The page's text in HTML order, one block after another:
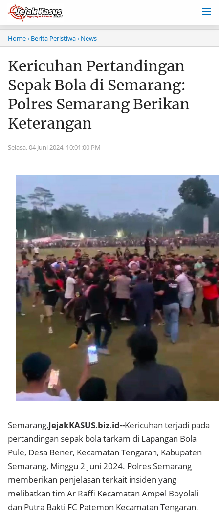
Home› Berita Peristiwa› News
Kericuhan Pertandingan
Sepak Bola di Semarang:
Polres Semarang Berikan
Keterangan
Selasa, 04 Juni 2024, 10:01:00 PM
Semarang,JejakKASUS.biz.id--Kericuhan terjadi pada
pertandingan sepak bola tarkam di Lapangan Bola
Pule, Desa Bener, Kecamatan Tengaran, Kabupaten
Semarang, Minggu 2 Juni 2024. Polres Semarang
memberikan penjelasan terkait insiden yang
melibatkan tim Ar Raffi Kecamatan Ampel Boyolali
dan Putra Bakti FC Patemon Kecamatan Tengaran.